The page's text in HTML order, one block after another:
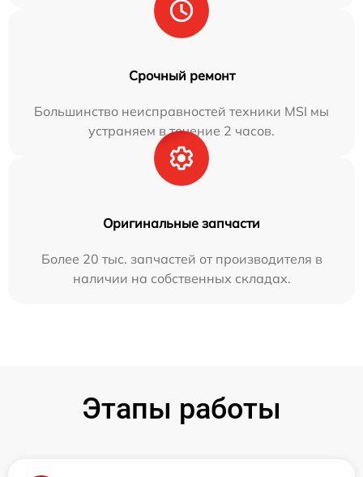
Срочный ремонт
Большинство неисправностей техники MSI мы
устраняем в течение 2 часов.
Оригинальные запчасти
Более 20 тыс. запчастей от производителя в
наличии на собственных складах.
Этапы работы